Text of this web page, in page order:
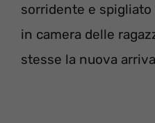
sorridente e
in camera delle
stesse la nuova